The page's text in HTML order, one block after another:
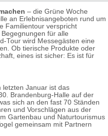
– die Grüne Woche
an Erlebnisangeboten rund um
Familientour verspricht
für alle
Tour wird Messegästen eine
Ob tierische Produkte oder
eines ist sicher: Es ist für
letzten Januar ist das
Brandenburg-Halle auf der
sich an den fast 70 Ständen
und Vorschlägen aus der
Gartenbau und Naturtourismus
gemeinsam mit Partnern